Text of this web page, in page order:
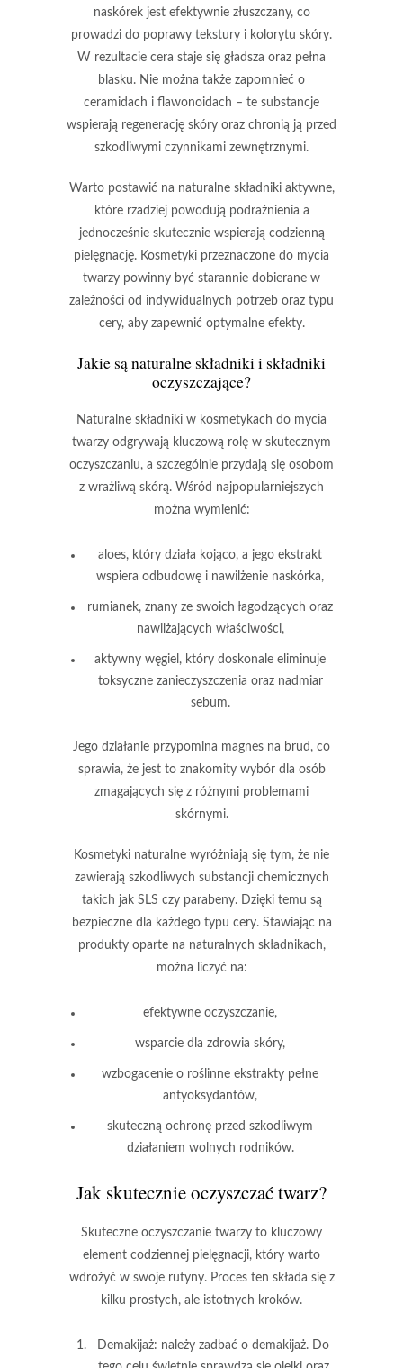
naskórek jest efektywnie złuszczany, co
prowadzi do poprawy tekstury i kolorytu skóry.
W rezultacie cera staje się gładsza oraz pełna
blasku. Nie można także zapomnieć o
ceramidach i flawonoidach – te substancje
wspierają regenerację skóry oraz chronią ją przed
szkodliwymi czynnikami zewnętrznymi.
Warto postawić na naturalne składniki aktywne,
które rzadziej powodują podrażnienia a
jednocześnie skutecznie wspierają codzienną
pielęgnację. Kosmetyki przeznaczone do mycia
twarzy powinny być starannie dobierane w
zależności od indywidualnych potrzeb oraz typu
cery, aby zapewnić optymalne efekty.
Jakie są naturalne składniki i składniki
oczyszczające?
Naturalne składniki w kosmetykach do mycia
twarzy odgrywają kluczową rolę w skutecznym
oczyszczaniu, a szczególnie przydają się osobom
z wrażliwą skórą. Wśród najpopularniejszych
można wymienić:
aloes, który działa kojąco, a jego ekstrakt
wspiera odbudowę i nawilżenie naskórka,
rumianek, znany ze swoich łagodzących oraz
nawilżających właściwości,
aktywny węgiel , który doskonale eliminuje
toksyczne zanieczyszczenia oraz nadmiar
sebum.
Jego działanie przypomina magnes na brud , co
sprawia, że jest to znakomity wybór dla osób
zmagających się z różnymi problemami
skórnymi.
Kosmetyki naturalne wyróżniają się tym, że nie
zawierają szkodliwych substancji chemicznych
takich jak SLS czy parabeny. Dzięki temu są
bezpieczne dla każdego typu cery. Stawiając na
produkty oparte na naturalnych składnikach,
można liczyć na:
efektywne oczyszczanie,
wsparcie dla zdrowia skóry,
wzbogacenie o roślinne ekstrakty pełne
antyoksydantów,
skuteczną ochronę przed szkodliwym
działaniem wolnych rodników.
Jak skutecznie oczyszczać twarz?
Skuteczne oczyszczanie twarzy to kluczowy
element codziennej pielęgnacji, który warto
wdrożyć w swoje rutyny. Proces ten składa się z
kilku prostych, ale istotnych kroków.
Demakijaż: należy zadbać o demakijaż. Do